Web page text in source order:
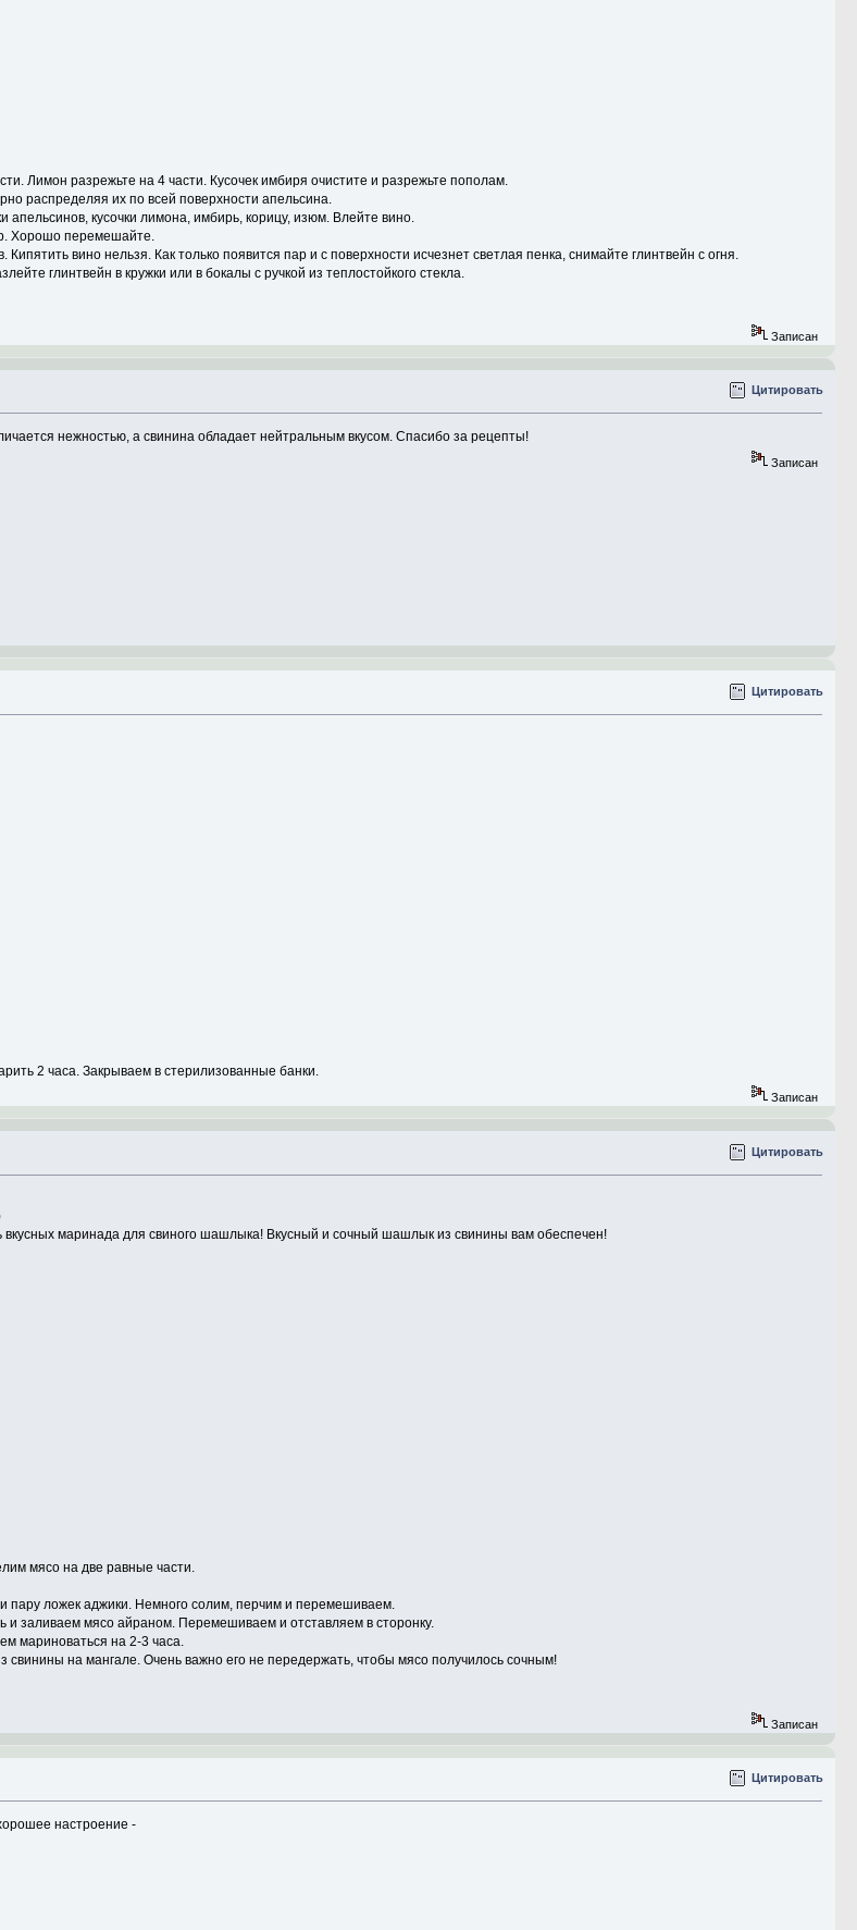
Лимон разрежьте на 4 части. Кусочек имбиря очистите и разрежьте пополам.
распределяя их по всей поверхности апельсина.
апельсинов, кусочки лимона, имбирь, корицу, изюм. Влейте вино.
Хорошо перемешайте.
вино нельзя. Как только появится пар и с поверхности исчезнет светлая пенка, снимайте глинтвейн с огня.
глинтвейн в кружки или в бокалы с ручкой из теплостойкого стекла.
Записан
Цитировать
нежностью, а свинина обладает нейтральным вкусом. Спасибо за рецепты!
Записан
Цитировать
2 часа. Закрываем в стерилизованные банки.
Записан
Цитировать
маринада для свиного шашлыка! Вкусный и сочный шашлык из свинины вам обеспечен!
мясо на две равные части.
пару ложек аджики. Немного солим, перчим и перемешиваем.
и заливаем мясо айраном. Перемешиваем и отставляем в сторонку.
мариноваться на 2-3 часа.
свинины на мангале. Очень важно его не передержать, чтобы мясо получилось сочным!
Записан
Цитировать
настроение -